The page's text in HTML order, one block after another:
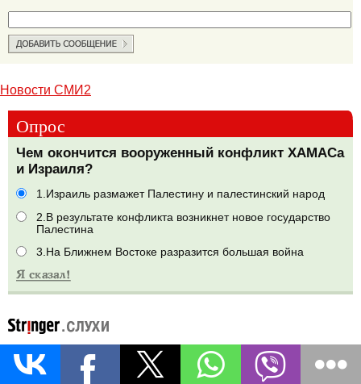
Новости СМИ2
Опрос
Чем окончится вооруженный конфликт ХАМАСа
и Израиля?
1.Израиль размажет Палестину и палестинский народ
2.В результате конфликта возникнет новое государство
Палестина
3.На Ближнем Востоке разразится большая война
Навальный оставил мемуары.Алексей Навальный написал
автобиографию перед смертью, которая будет опубликована
в этом году, сообщила в четверг его вдова Юлия Навальная,